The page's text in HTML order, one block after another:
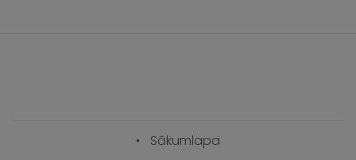
Sākumlapa